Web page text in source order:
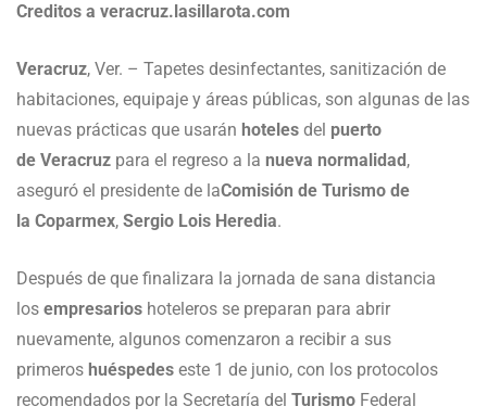
Creditos a veracruz.lasillarota.com
Veracruz, Ver. – Tapetes desinfectantes, sanitización de
habitaciones, equipaje y áreas públicas, son algunas de las
nuevas prácticas que usarán hoteles del puerto
de Veracruz para el regreso a la nueva normalidad ,
aseguró el presidente de laComisión de Turismo de
la Coparmex, Sergio Lois Heredia.
Después de que finalizara la jornada de sana distancia
los empresarios hoteleros se preparan para abrir
nuevamente, algunos comenzaron a recibir a sus
primeros huéspedes este 1 de junio, con los protocolos
recomendados por la Secretaría del Turismo Federal